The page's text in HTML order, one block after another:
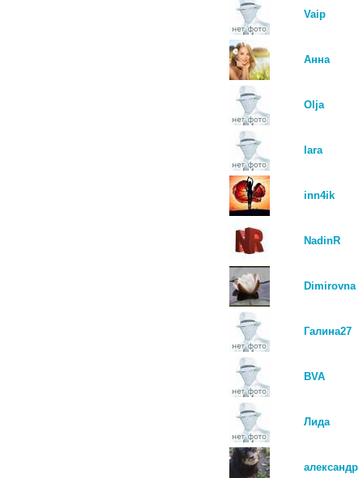
Vaip
Анна
Olja
lara
inn4ik
NadinR
Dimirovna
Галина27
BVA
Лида
александр